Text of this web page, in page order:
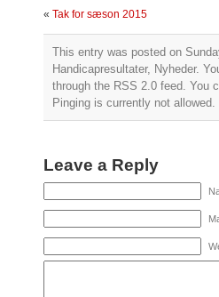
« Tak for sæson 2015
This entry was posted on
Handicapresultater, Nyheder.
through the RSS 2.0 feed. You
Pinging is currently not allowed.
Leave a Reply